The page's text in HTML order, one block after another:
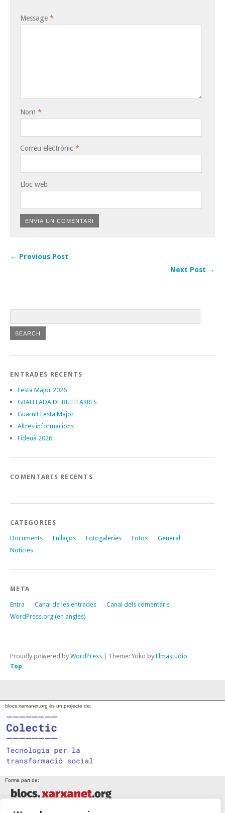
Message *
Nom *
Correu electrònic *
Lloc web
← Previous Post
Next Post →
ENTRADES RECENTS
Festa Major 2026
GRAELLADA DE BUTIFARRES
Guarnit Festa Major
Altres informacions
Fideuà 2026
COMENTARIS RECENTS
CATEGORIES
Documents Enllaços Fotogaleries Fotos
General
Noticies
META
Entra Canal de les entrades
Canal dels comentaris
WordPress.org (en anglès)
Proudly powered by WordPress Theme: Yoko by Elmastudio
Top
blocs.xarxanet.org és un projecte de:
Forma part de: